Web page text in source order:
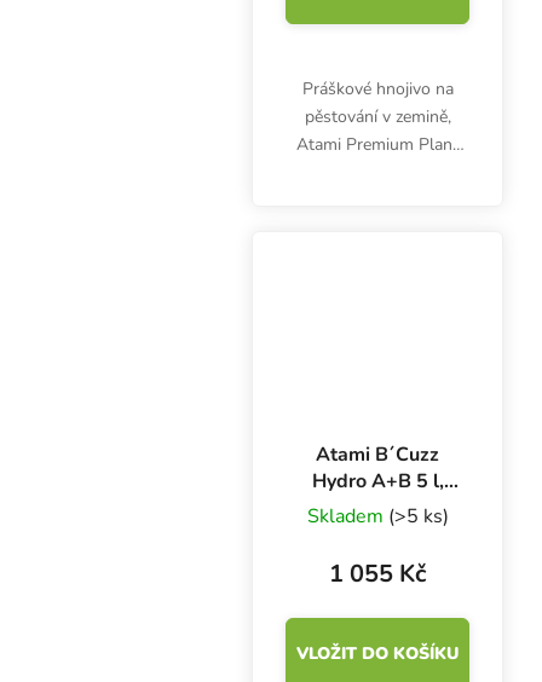
Práškové hnojivo na
pěstování v zemině,
Atami Premium Plant
Atami B´Cuzz
Hydro A+B 5 l,
základní hnojivo
na růst a květ
Skladem (>5 ks)
1 055 Kč
VLOŽIT DO KOŠÍKU